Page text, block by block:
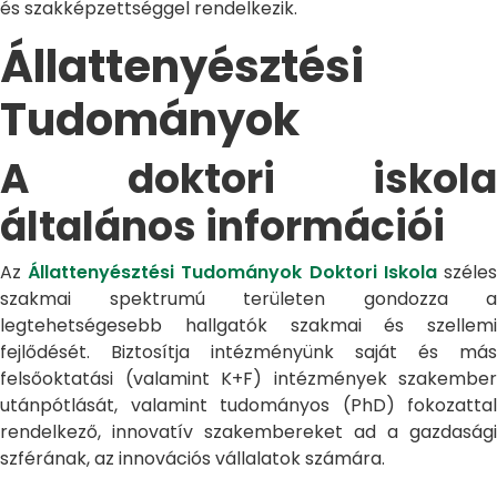
és szakképzettséggel rendelkezik.
Állattenyésztési
Tudományok
A doktori iskola
általános információi
AzÁllattenyésztési Tudományok Doktori Iskolaszéles
szakmai spektrumú területen gondozza a
legtehetségesebb hallgatók szakmai és szellemi
fejlődését. Biztosítja intézményünk saját és más
felsőoktatási (valamint K+F) intézmények szakember
utánpótlását, valamint tudományos (PhD) fokozattal
rendelkező, innovatív szakembereket ad a gazdasági
szférának, az innovációs vállalatok számára.